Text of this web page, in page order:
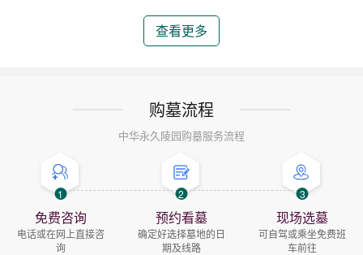
查看更多
购墓流程
中华永久陵园购墓服务流程
1
免费咨询
电话或在网上直接咨
询
2
预约看墓
确定好选择墓地的日
期及线路
3
现场选墓
可自驾或乘坐免费班
车前往